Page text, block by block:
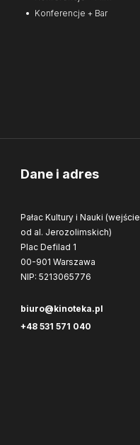
Konferencje + Bar
Dane i adres
Pałac Kultury i Nauki (wejście
od al. Jerozolimskich)
Plac Defilad 1
00-901 Warszawa
NIP: 5213065776
biuro@kinoteka.pl
+48 531 571 040